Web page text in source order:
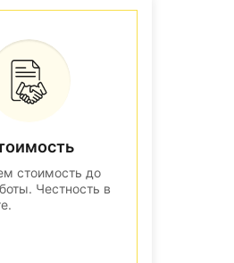
стоимость до
Честность в